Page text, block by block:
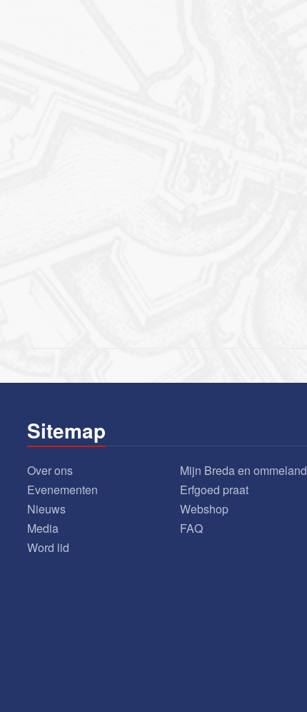
Sitemap
Over ons
Evenementen
Nieuws
Media
Word lid
Mijn Breda en ommeland
Erfgoed praat
Webshop
FAQ